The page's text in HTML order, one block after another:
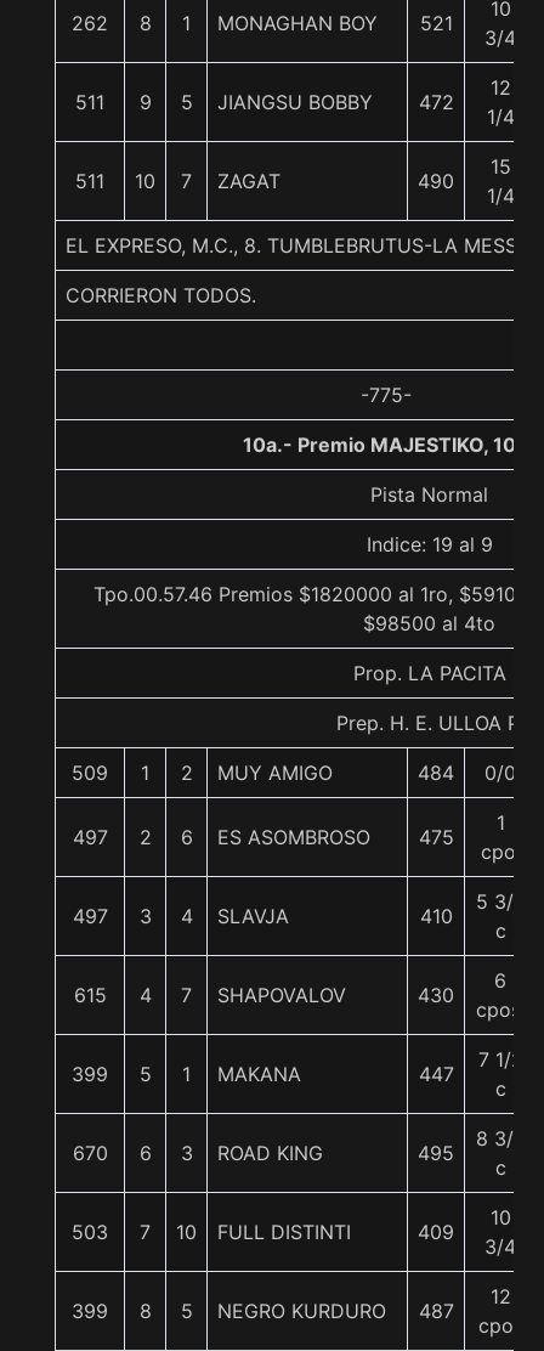
262 8 1 MONAGHAN BOY 521
10
3/4
511 9 5 JIANGSU BOBBY 472
12
1/4
511 10 7 ZAGAT 490
15
1/4
EL EXPRESO, M.C., 8. TUMBLEBRUTUS-LA
CORRIERON TODOS.
-775-
10a.- Premio MAJESTIKO,
Pista Normal
Indice: 19 al 9
Tpo.00.57.46 Premios $1820000 al 1ro,
$98500 al 4to
Prop. LA PACITA
Prep. H. E. ULLOA P.
509 1 2 MUY AMIGO 484 0/0
497 2 6 ES ASOMBROSO 475
1
cpo.
497 3 4 SLAVJA 410
5 3/4
c
615 4 7 SHAPOVALOV 430
6
cpos.
399 5 1 MAKANA 447
7 1/2
c
670 6 3 ROAD KING 495
8 3/4
c
503 7 10 FULL DISTINTI 409
10
3/4
399 8 5 NEGRO KURDURO 487
12
cpos